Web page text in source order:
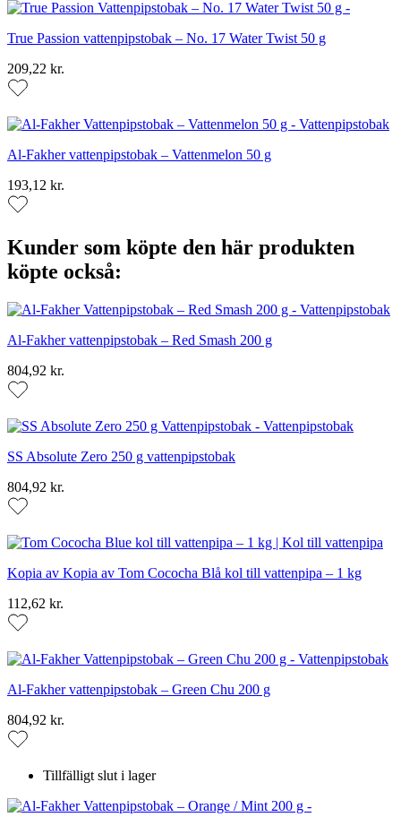
True Passion vattenpipstobak – No. 17 Water Twist 50 g
209,22 kr.
Al-Fakher vattenpipstobak – Vattenmelon 50 g
193,12 kr.
Kunder som köpte den här produkten
köpte också:
Al-Fakher vattenpipstobak – Red Smash 200 g
804,92 kr.
SS Absolute Zero 250 g vattenpipstobak
804,92 kr.
Kopia av Kopia av Tom Cococha Blå kol till vattenpipa – 1 kg
112,62 kr.
Al-Fakher vattenpipstobak – Green Chu 200 g
804,92 kr.
Tillfälligt slut i lager